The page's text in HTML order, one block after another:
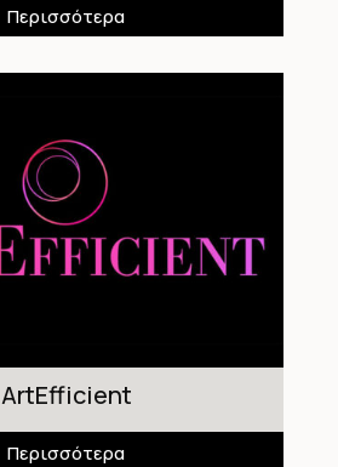
Περισσότερα
ArtEfficient
Παραγωγή
Περισσότερα